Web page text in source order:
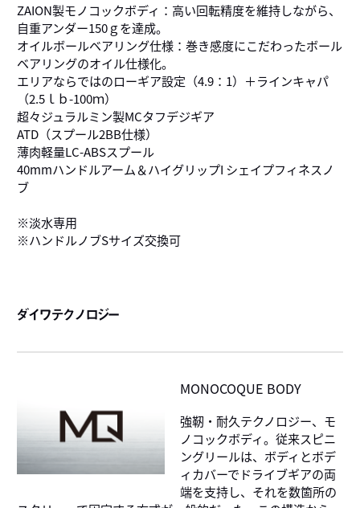
ZAION製モノコックボディ：高い回転精度を維持しながら、
自重アンダー150ｇを達成。
オイルボールベアリング仕様：巻き感度にこだわったボール
ベアリングのオイル仕様化。
エリアならではのローギア設定（4.9：1）＋ラインキャパ
（2.5ｌｂ-100ｍ）
超々ジュラルミン製MCタフデジギア
ATD（スプール2BB仕様）
薄肉軽量LC-ABSスプール
40mmハンドルアーム＆ハイグリップI シェイプフィネスノ
ブ
※淡水専用
※ハンドルノブSサイズ交換可
ダイワテクノロジー
MONOCOQUE BODY
強靭・耐久テクノロジー、モ
ノコックボディ。従来スピニ
ングリールは、ボディとボデ
ィカバーでドライブギアの両
端を支持し、それを数箇所の